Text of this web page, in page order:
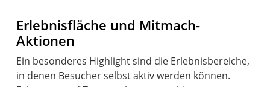
Erlebnisfläche und Mitmach-
Aktionen
Ein besonderes Highlight sind die Erlebnisbereiche,
in denen Besucher selbst aktiv werden können.